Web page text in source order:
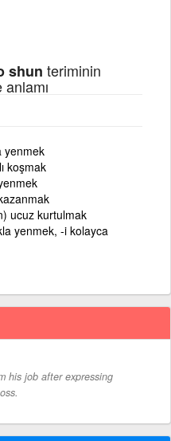
shun teriminin
yenmek
koşmak
ucuz kurtulmak
yenmek, -i kolayca
his job after expressing